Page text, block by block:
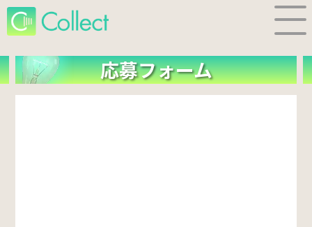
応募フォーム